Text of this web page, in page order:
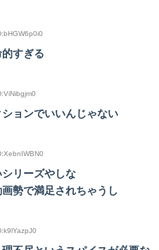
すぎる
ョンでいいんじゃない
リーズやしな
勢で満足されちゃうし